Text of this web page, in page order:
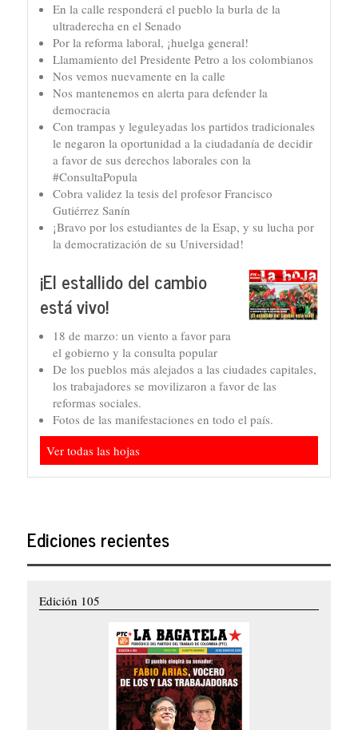
En la calle responderá el pueblo la burla de la
ultraderecha en el Senado
Por la reforma laboral, ¡huelga general!
Llamamiento del Presidente Petro a los colombianos
Nos vemos nuevamente en la calle
Nos mantenemos en alerta para defender la
democracia
Con trampas y leguleyadas los partidos tradicionales
le negaron la oportunidad a la ciudadanía de decidir
a favor de sus derechos laborales con la
#ConsultaPopula
Cobra validez la tesis del profesor Francisco
Gutiérrez Sanín
¡Bravo por los estudiantes de la Esap, y su lucha por
la democratización de su Universidad!
¡El estallido del cambio
está vivo!
18 de marzo: un viento a favor para
el gobierno y la consulta popular
De los pueblos más alejados a las ciudades capitales,
los trabajadores se movilizaron a favor de las
reformas sociales.
Fotos de las manifestaciones en todo el país.
Ver todas las hojas
Ediciones recientes
Edición 105